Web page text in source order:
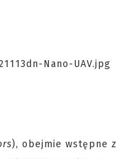
), obejmie wstępne